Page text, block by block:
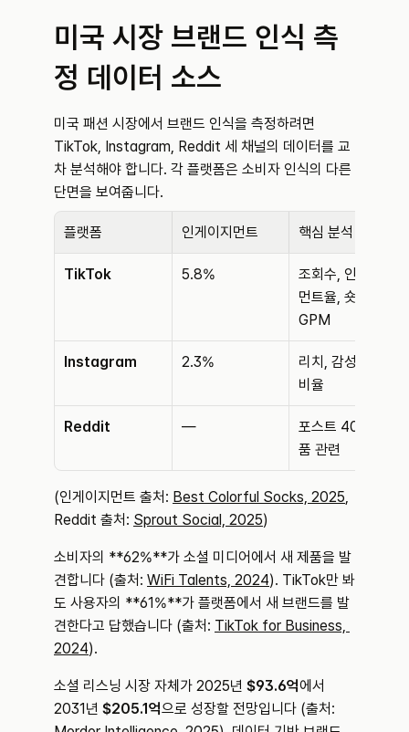
미국 시장 브랜드 인식 측
정 데이터 소스
미국 패션 시장에서 브랜드 인식을 측정하려면
TikTok, Instagram, Reddit 세 채널의 데이터를 교
차 분석해야 합니다. 각 플랫폼은 소비자 인식의 다른
단면을 보여줍니다.
플랫폼 인게이지먼트 핵심 분석 지표
TikTok 5.8%
조회수, 인게이지
먼트율, 숏폼
GPM
Instagram 2.3%
리치, 감성, UGC
비율
Reddit —
포스트 40% 제
품 관련
(인게이지먼트 출처: Best Colorful Socks, 2025,
Reddit 출처: Sprout Social, 2025)
소비자의 **62%**가 소셜 미디어에서 새 제품을 발
견합니다 (출처: WiFi Talents, 2024). TikTok만 봐
도 사용자의 **61%**가 플랫폼에서 새 브랜드를 발
견한다고 답했습니다 (출처: TikTok for Business,
2024).
소셜 리스닝 시장 자체가 2025년 $93.6억에서
2031년 $205.1억